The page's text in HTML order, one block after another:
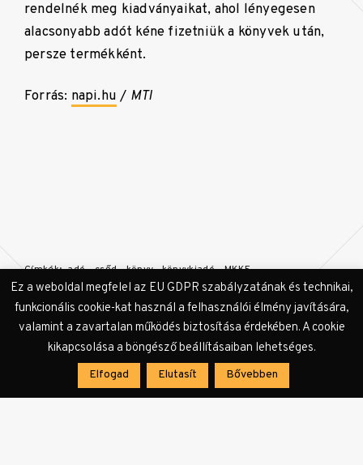
rendelnék meg kiadványaikat, ahol lényegesen
alacsonyabb adót kéne fizetniük a könyvek után,
persze termékként.
Forrás: napi.hu / MTI
Címkék: adó csőd könyv könyvkiadó MKKE
Ez a weboldal megfelel az EU GDPR szabályzatának és technikai,
funkcionális cookie-kat használ a felhasználói élmény javítására,
valamint a zavartalan működés biztosítása érdekében. A cookie
kikapcsolása a böngésző beállításaiban lehetséges.
Elfogad Elutasít Bővebben